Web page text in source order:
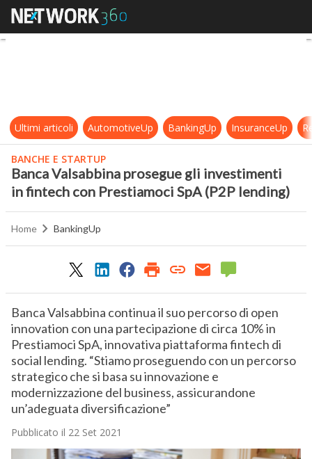
Banca Valsabbina prosegue gli
Ultimi articoli AutomotiveUp BankingUp InsuranceUp
BANCHE E STARTUP
Banca Valsabbina prosegue gli investimenti
in fintech con Prestiamoci SpA (P2P lending)
Home BankingUp
Banca Valsabbina continua il suo percorso di open
innovation con una partecipazione di circa 10% in
Prestiamoci SpA, innovativa piattaforma fintech di
social lending. “Stiamo proseguendo con un percorso
strategico che si basa su innovazione e
modernizzazione del business, assicurandone
un’adeguata diversificazione”
Pubblicato il 22 Set 2021